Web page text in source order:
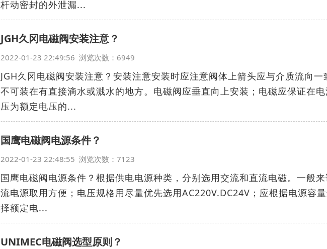
杆动密封的外泄漏...
JGH久冈电磁阀安装注意？
2022-01-23 22:49:56 浏览次数：6949
JGH久冈电磁阀安装注意？安装注意安装时应注意阀体上箭头应与介质流向一
不可装在有直接滴水或溅水的地方。电磁阀应垂直向上安装；电磁应保证在
压为额定电压的...
国鹰电磁阀电源条件？
2022-01-23 22:48:55 浏览次数：7123
国鹰电磁阀电源条件？根据供电电源种类，分别选用交流和直流电磁。一般
流电源取用方便；电压规格用尽量优先选用AC220V.DC24V；应根据电源容
择额定电...
UNIMEC电磁阀选型原则？